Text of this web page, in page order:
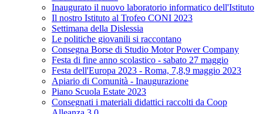
Inaugurato il nuovo laboratorio informatico dell'Istituto
Il nostro Istituto al Trofeo CONI 2023
Settimana della Dislessia
Le politiche giovanili si raccontano
Consegna Borse di Studio Motor Power Company
Festa di fine anno scolastico - sabato 27 maggio
Festa dell'Europa 2023 - Roma, 7,8,9 maggio 2023
Apiario di Comunità - Inaugurazione
Piano Scuola Estate 2023
Consegnati i materiali didattici raccolti da Coop